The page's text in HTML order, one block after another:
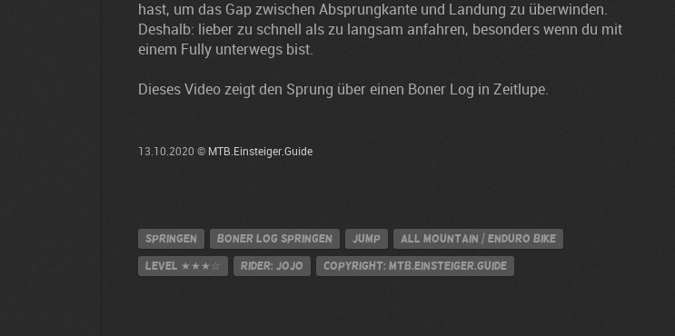
hast, um das Gap zwischen Absprungkante und Landung zu überwinden.
Deshalb: lieber zu schnell als zu langsam anfahren, besonders wenn du mit
einem Fully unterwegs bist.
Dieses Video zeigt den Sprung über einen Boner Log in Zeitlupe.
13.10.2020 © MTB.Einsteiger.Guide
Springen Boner Log springen jump All Mountain / Enduro Bike
Level ★★★☆ Rider: Jojo Copyright: MTB.Einsteiger.Guide